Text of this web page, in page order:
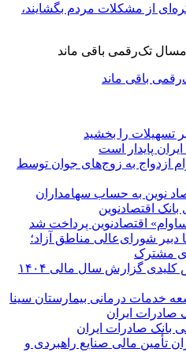
گره‌ای از مشکلات مردم بگشایند،
باقی ماند
تسهیلات را بخشید
پایدار است
از ۸ همت وام ازدواج به زوج‌های جوان توسط
نوین به حساب سهامداران
دبیر شورای‌عالی مناطق آزاد؛
مشترک
پیشتازی سپ در ۸ شاخص کلیدی گزارش سال مالی ۱۴۰۴
خدمات درمانی بیمارستان سینا
بانک صادرات ایران
تأمین مالی صنایع راهبردی و